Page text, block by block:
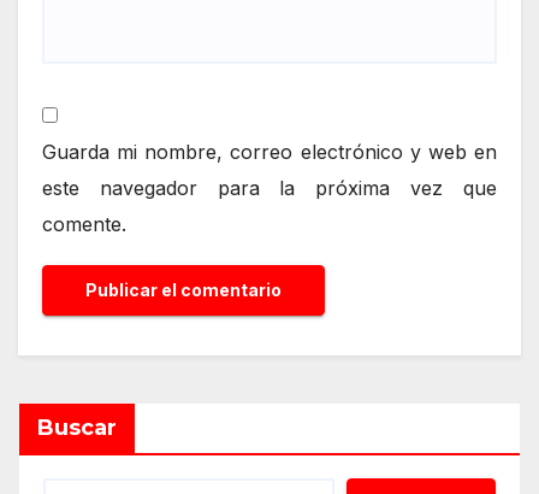
Guarda mi nombre, correo electrónico y web en
este navegador para la próxima vez que
comente.
Alternative:
Buscar